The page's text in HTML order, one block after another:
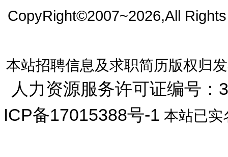
CopyRight©2007~2026,All
本站招聘信息及求职简历版权归
人力资源服务许可证编号
ICP备17015388号-1 本站已